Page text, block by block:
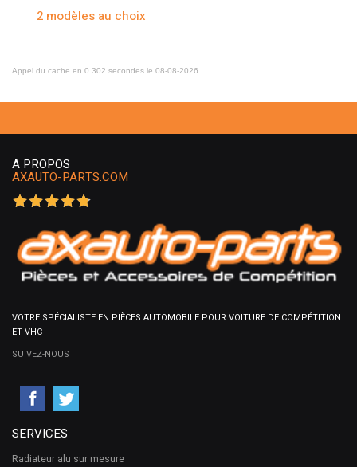
2 modèles au choix
Appel du cache en 0.302 secondes le 08-08-2026
A PROPOS
AXAUTO-PARTS.COM
VOTRE SPÉCIALISTE EN PIÈCES AUTOMOBILE POUR VOITURE DE COMPÉTITION
ET VHC
SUIVEZ-NOUS
SERVICES
Radiateur alu sur mesure